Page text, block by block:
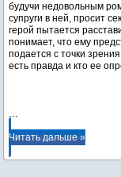
будучи недовольным
супруги в ней, просит
герой пытается
понимает, что ему
подается с точки
есть правда и кто ее
...
Читать дальше »